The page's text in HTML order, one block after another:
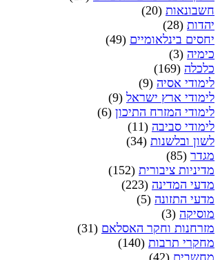
חשבונאות (20)
יהדות (28)
יחסים בינלאומיים (49)
כימיה (3)
כלכלה (169)
לימודי אסיה (9)
לימודי ארץ ישראל (9)
לימודי המזרח התיכון (6)
לימודי סביבה (11)
לשון ובלשנות (34)
מגדר (85)
מדיניות ציבורית (152)
מדעי המדינה (223)
מדעי התזונה (5)
מוסיקה (3)
מזרחנות וחקר האסלאם (31)
מחקרי תרבות (140)